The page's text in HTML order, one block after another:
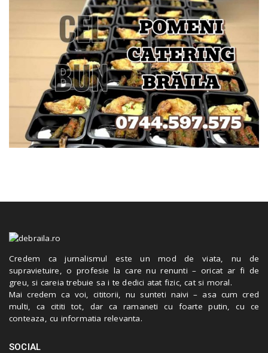
Credem ca jurnalismul este un mod de viata, nu de
supravietuire, o profesie la care nu renunti – oricat ar fi de
greu, si careia trebuie sa i te dedici atat fizic, cat si moral.
Mai credem ca voi, cititorii, nu sunteti naivi – asa cum cred
multi, ca cititi tot, dar ca ramaneti cu foarte putin, cu ce
conteaza, cu informatia relevanta.
SOCIAL